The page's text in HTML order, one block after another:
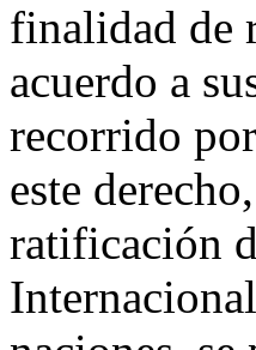
finalidad de
acuerdo a
recorrido
este
ratificación